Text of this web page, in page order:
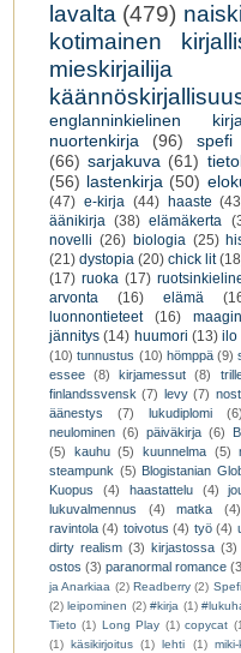
lavalta (479)
kotimainen
mieskirjailija
englanninkielinen
nuortenkirja
(96) spefi
(66) sarjakuva (61)
(56) lastenkirja (50)
(47) e-kirja (44) haaste
äänikirja (38) elämäkerta
novelli (26) biologia (25)
(21) dystopia (20) chick lit
(17) ruoka (17)
arvonta
(16) elämä
luonnontieteet
(16)
jännitys (14) huumori (13) ilo
(10) tunnustus (10) hömppä (9)
essee (8) kirjamessut (8)
finlandssvensk (7) levy (7)
äänestys
(7) lukudiplomi (6)
neulominen (6) päiväkirja (6)
(5)
kauhu (5) kuunnelma (5)
steampunk (5) Blogistanian
Kuopus
(4) haastattelu (4)
lukuvalmennus
(4) matka (4)
ravintola (4) toivotus (4) työ (4)
dirty realism (3) kirjastossa (3)
ostos (3) paranormal romance
ja Anarkiaa (2) Readberry (2)
(2) leipominen (2) #kirja (1)
Tieto (1) Long Play (1) copycat
(1) käsikirjoitus (1) lehti (1) miki-